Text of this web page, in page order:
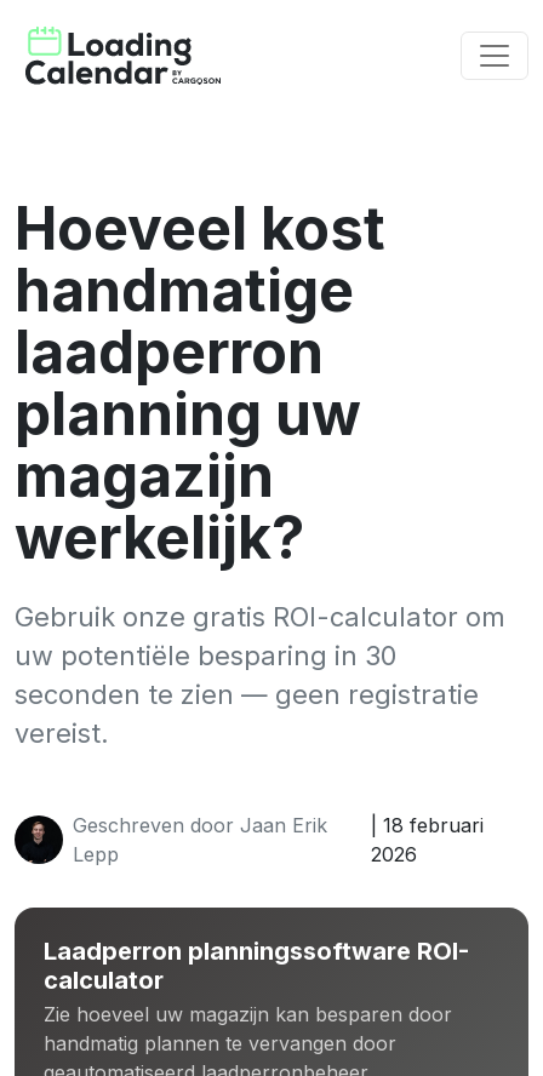
Hoeveel kost
handmatige
laadperron
planning uw
magazijn
werkelijk?
Gebruik onze gratis ROI-calculator om
uw potentiële besparing in 30
seconden te zien — geen registratie
vereist.
Geschreven door Jaan Erik
Lepp
| 18 februari
2026
Laadperron planningssoftware ROI-
calculator
Zie hoeveel uw magazijn kan besparen door
handmatig plannen te vervangen door